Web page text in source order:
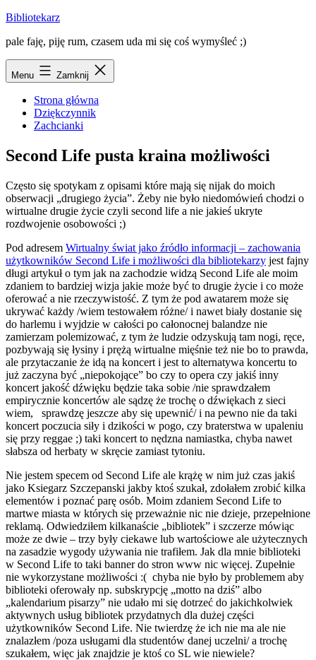
Przejdź
treści
Bibliotekarz
pale faję, piję rum, czasem uda mi się coś wymyśleć ;)
Menu Zamknij
Strona główna
Dziękczynnik
Zachcianki
Second Life pusta kraina możliwości
Często się spotykam z opisami które mają się nijak do moich
obserwacji „drugiego życia”. Żeby nie było niedomówień chodzi o
wirtualne drugie życie czyli second life a nie jakieś ukryte
rozdwojenie osobowości ;)
Pod adresem Wirtualny świat jako źródło informacji – zachowania
użytkowników Second Life i możliwości dla bibliotekarzy jest fajny
długi artykuł o tym jak na zachodzie widzą Second Life ale moim
zdaniem to bardziej wizja jakie może być to drugie życie i co może
oferować a nie rzeczywistość. Z tym że pod awatarem może się
ukrywać każdy /wiem testowałem różne/ i nawet biały dostanie się
do harlemu i wyjdzie w całości po całonocnej balandze nie
zamierzam polemizować, z tym że ludzie odzyskują tam nogi, ręce,
pozbywają się łysiny i prężą wirtualne mięśnie też nie bo to prawda,
ale przytaczanie że idą na koncert i jest to alternatywa koncertu to
już zaczyna być „niepokojące” bo czy to opera czy jakiś inny
koncert jakość dźwięku będzie taka sobie /nie sprawdzałem
empirycznie koncertów ale sądzę że trochę o dźwiękach z sieci
wiem, sprawdzę jeszcze aby się upewnić/ i na pewno nie da taki
koncert poczucia siły i dzikości w pogo, czy braterstwa w upaleniu
się przy reggae ;) taki koncert to nędzna namiastka, chyba nawet
słabsza od herbaty w skręcie zamiast tytoniu.
Nie jestem specem od Second Life ale krążę w nim już czas jakiś
jako Ksiegarz Szczepanski jakby ktoś szukał, zdołałem zrobić kilka
elementów i poznać parę osób. Moim zdaniem Second Life to
martwe miasta w których się przeważnie nic nie dzieje, przepełnione
reklamą. Odwiedziłem kilkanaście „bibliotek” i szczerze mówiąc
może ze dwie – trzy były ciekawe lub wartościowe ale użytecznych
na zasadzie wygody używania nie trafiłem. Jak dla mnie biblioteki
w Second Life to taki banner do stron www nic więcej. Zupełnie
nie wykorzystane możliwości :( chyba nie było by problemem aby
biblioteki oferowały np. subskrypcję „motto na dziś” albo
„kalendarium pisarzy” nie udało mi się dotrzeć do jakichkolwiek
aktywnych usług bibliotek przydatnych dla dużej części
użytkowników Second Life. Nie twierdzę że ich nie ma ale nie
znalazłem /poza usługami dla studentów danej uczelni/ a trochę
szukałem, więc jak znajdzie je ktoś co SL wie niewiele?